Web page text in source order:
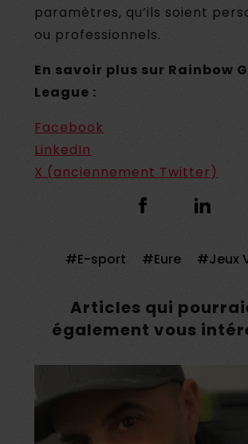
paramètres, qu’ils soient
ou professionnels.
En savoir plus sur Rainbow
League :
Facebook
LinkedIn
X (anciennement Twitter)
E-sport Eure Jeux
Articles qui
également vous